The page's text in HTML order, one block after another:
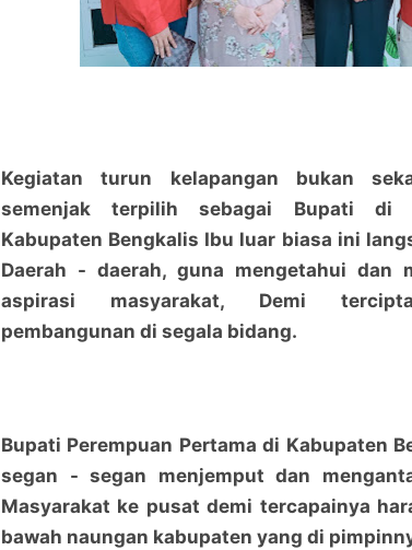
Bagikan
Kegiatan turun kelapangan bukan
semenjak terpilih sebagai Bupati di
Kabupaten Bengkalis Ibu luar biasa ini
Daerah - daerah, guna mengetahui dan
aspirasi masyarakat, Demi
pembangunan di segala bidang.
Bupati Perempuan Pertama di Kabupaten
segan - segan menjemput dan
Masyarakat ke pusat demi tercapainya
bawah naungan kabupaten yang di
Bagikan